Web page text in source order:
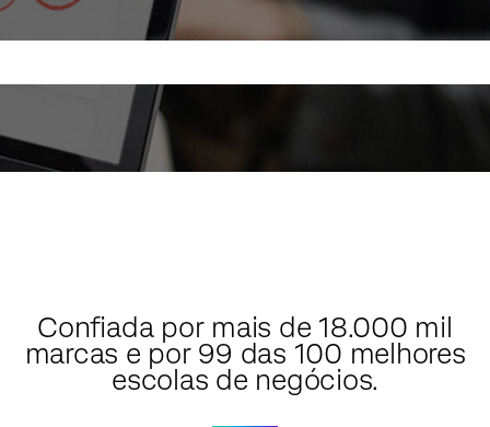
Confiada por mais de 18.000 mil
marcas e por 99 das 100 melhores
escolas de negócios.